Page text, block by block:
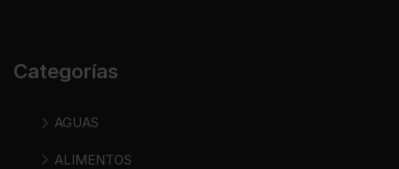
Categorías
AGUAS
ALIMENTOS